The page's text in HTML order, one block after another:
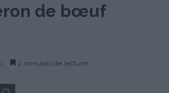
de bœuf
2 minutes de lecture